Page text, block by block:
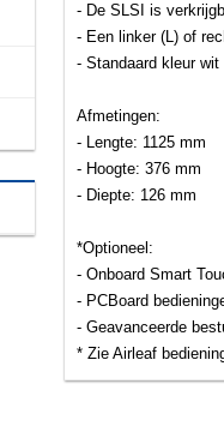
- De SLSI is
- Een linker (L) of
- Standaard kleur wit
Afmetingen:
- Lengte: 1125 mm
- Hoogte: 376 mm
- Diepte: 126 mm
*Optioneel:
- Onboard Smart
- PCBoard
- Geavanceerde
* Zie Airleaf